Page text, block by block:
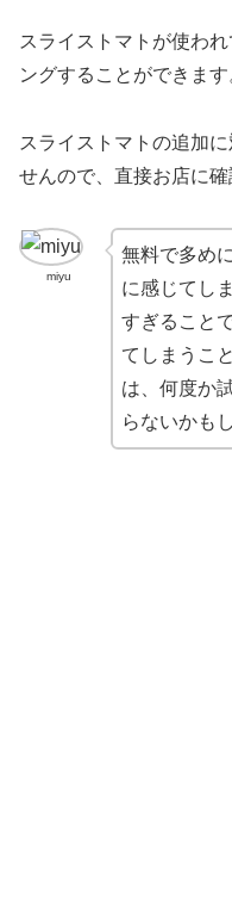
スライストマトが使わ
ングすることができます
スライストマトの追加
せんので、直接お店に確
miyu
無料で多め
に感じてし
すぎること
てしまうこ
は、何度か
らないかも